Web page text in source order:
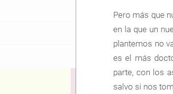
Pero más que
en la que un
plantemos no
es el más
parte, con los
salvo si nos